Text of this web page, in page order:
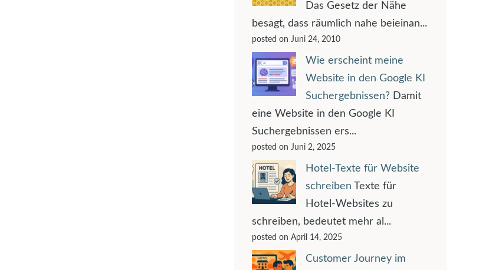
Das Gesetz der Nähe
besagt, dass räumlich nahe beieinan...
posted on Juni 24, 2010
Wie erscheint meine
Website in den Google KI
Suchergebnissen? Damit
eine Website in den Google KI
Suchergebnissen ers...
posted on Juni 2, 2025
Hotel-Texte für Website
schreiben Texte für
Hotel-Websites zu
schreiben, bedeutet mehr al...
posted on April 14, 2025
Customer Journey im